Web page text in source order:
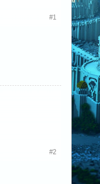
#1
#2